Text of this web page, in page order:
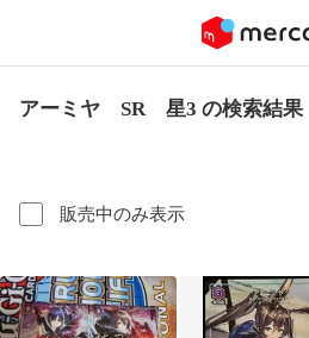
アーミヤ SR 星3 の検索結果
販売中のみ表示